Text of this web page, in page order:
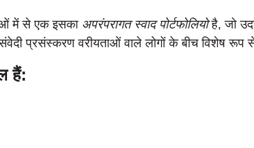
में से एक इसका अपरंपरागत स्वाद पोर्टफोलियोहै, जो
प्रसंस्करण वरीयताओं वाले लोगों के बीच विशेष रूप
हैं: